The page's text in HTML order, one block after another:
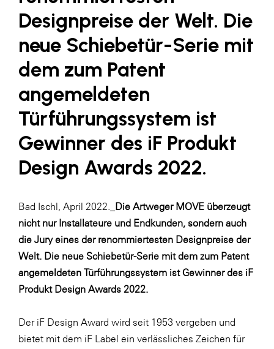
FV Energierohstoff & Kraftstoff
Gardena
Gas Connect Austria
GBV - Verband gemeinnütziger
Bauvereinigungen
Getzner Werkstoffe
Heimat Österreich
ikp
JELD-WEN DANA
kosaplaner
LAT Nitrogen
Libro
Lidl Österreich
Die Menü-Manufaktur
MTH Retail Group
Designpreise der Welt. Die
neue Schiebetür-Serie mit
dem zum Patent
angemeldeten
Türführungssystem ist
Gewinner des iF Produkt
Design Awards 2022.
Bad Ischl, April 2022._ Die Artweger MOVE überzeugt
nicht nur Installateure und Endkunden, sondern auch
die Jury eines der renommiertesten Designpreise der
Welt. Die neue Schiebetür-Serie mit dem zum Patent
angemeldeten Türführungssystem ist Gewinner des iF
Produkt Design Awards 2022.
Der iF Design Award wird seit 1953 vergeben und
bietet mit dem iF Label ein verlässliches Zeichen für